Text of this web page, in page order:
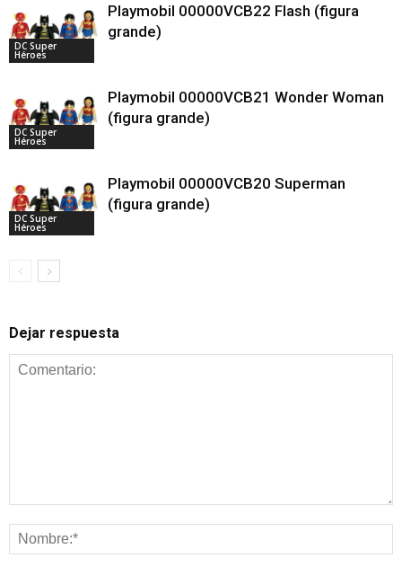
DC Super
Héroes
Playmobil 00000VCB22 Flash (figura
grande)
DC Super
Héroes
Playmobil 00000VCB21 Wonder Woman
(figura grande)
DC Super
Héroes
Playmobil 00000VCB20 Superman
(figura grande)
Dejar respuesta